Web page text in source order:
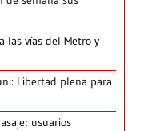
las vías del Metro y
Libertad plena para
usuarios